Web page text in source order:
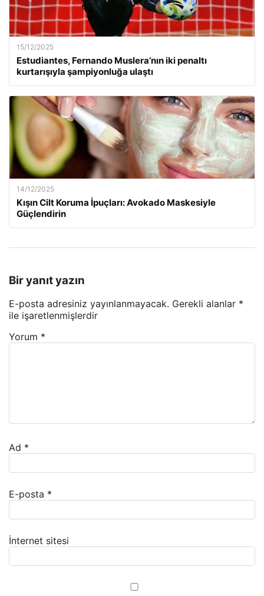
15/12/2025
Estudiantes, Fernando Muslera’nın iki penaltı
kurtarışıyla şampiyonluğa ulaştı
14/12/2025
Kışın Cilt Koruma İpuçları: Avokado Maskesiyle
Güçlendirin
Bir yanıt yazın
E-posta adresiniz yayınlanmayacak. Gerekli alanlar *
ile işaretlenmişlerdir
Yorum *
Ad *
E-posta *
İnternet sitesi